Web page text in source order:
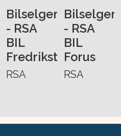
Bilselger
- RSA
BIL
Fredrikstad
RSA
Bilselger
- RSA
BIL
Forus
RSA